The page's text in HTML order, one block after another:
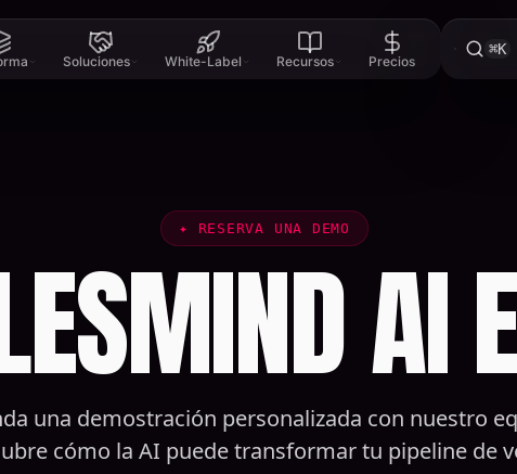
Soluciones White-Label Recursos Precios
⌘K
✦ RESERVA UNA DEMO
AI
una demostración personalizada con nuestro
cómo la AI puede transformar tu pipeline de